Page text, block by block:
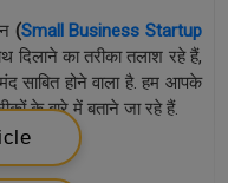
(Small Business Startup
का तरीका तलाश रहे हैं,
होने वाला है. हम आपके
के बारे में बताने जा रहे हैं.
Goal)